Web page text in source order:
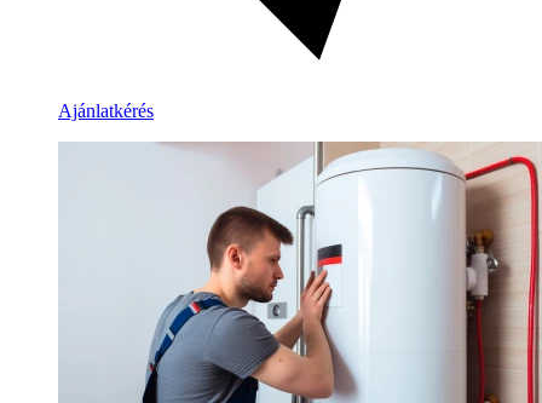
Ajánlatkérés